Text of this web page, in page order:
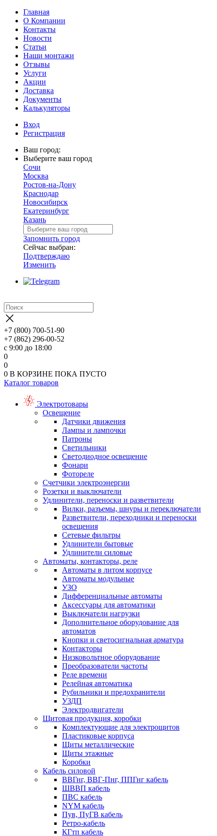
Главная
О Компании
Контакты
Новости
Статьи
Наши монтажи
Отзывы
Услуги
Акции
Доставка
Документы
Калькуляторы
Вход
Регистрация
Ваш город:
Выберите ваш город
Сочи
Москва
Ростов-на-Дону
Краснодар
Новосибирск
Екатеринбург
Казань
Запомнить город
Сейчас выбран:
Подтверждаю
Изменить
+7 (800) 700-51-90
+7 (862) 296-00-52
с 9:00 до 18:00
0
0
0 В КОРЗИНЕ ПОКА ПУСТО
Каталог товаров
Электротовары
Освещение
Датчики движения
Лампы и лампочки
Патроны
Светильники
Светодиодное освещение
Фонари
Фотореле
Счетчики электроэнергии
Розетки и выключатели
Удлинители, переноски и разветвители
Вилки, разъемы, шнуры и переключатели
Разветвители, переходники и переноски
освещения
Сетевые фильтры
Удлинители бытовые
Удлинители силовые
Автоматы, контакторы, реле
Автоматы в литом корпусе
Автоматы модульные
УЗО
Дифференциальные автоматы
Аксессуары для автоматики
Выключатели нагрузки
Дополнительное оборудование для
автоматов
Кнопки и светосигнальная арматура
Контакторы
Низковольтное оборудование
Преобразователи частоты
Реле времени
Релейная автоматика
Рубильники и предохранители
УЗДП
Электродвигатели
Щитовая продукция, коробки
Комплектующие для электрощитов
Пластиковые корпуса
Щиты металлические
Щиты этажные
Коробки
Кабель силовой
ВВГнг, ВВГ-Пнг, ППГнг кабель
ШВВП кабель
ПВС кабель
NYM кабель
Пув, ПуГВ кабель
Ретро-кабель
КГтп кабель